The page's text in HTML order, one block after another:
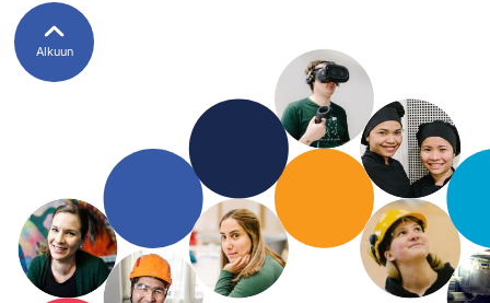
Alkuun